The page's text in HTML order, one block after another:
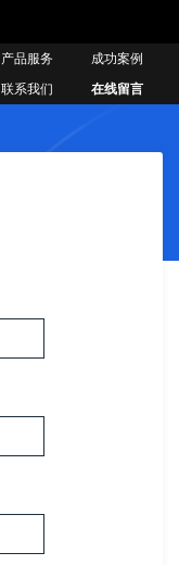
产品服务
成功案例
联系我们 在线留言